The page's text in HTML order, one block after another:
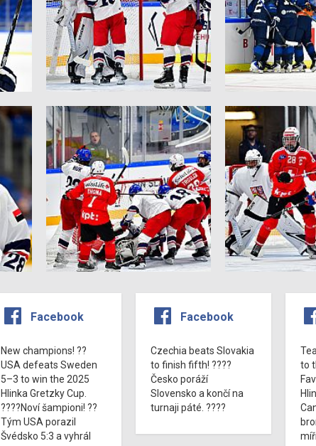
Facebook
New champions! ??
USA defeats Sweden
5–3 to win the 2025
Hlinka Gretzky Cup.
????Noví šampioni! ??
Tým USA porazil
Švédsko 5:3 a vyhrál
Facebook
Czechia beats Slovakia
to finish fifth! ????
Česko poráží
Slovensko a končí na
turnaji páté. ????
to